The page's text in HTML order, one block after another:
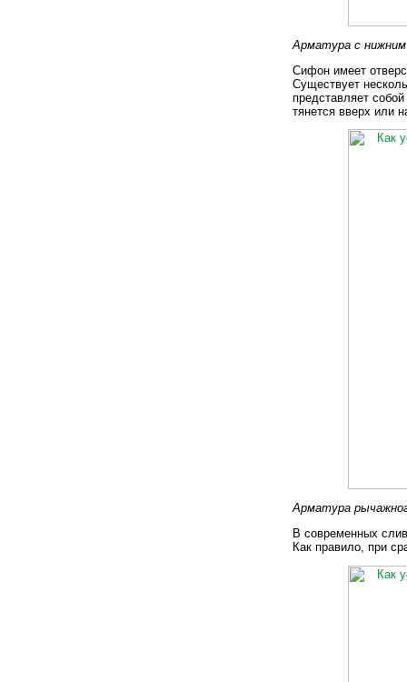
Арматура с нижним
Сифон имеет
Существует
представляет
тянется вверх или
Арматура
В современных
Как правило, при